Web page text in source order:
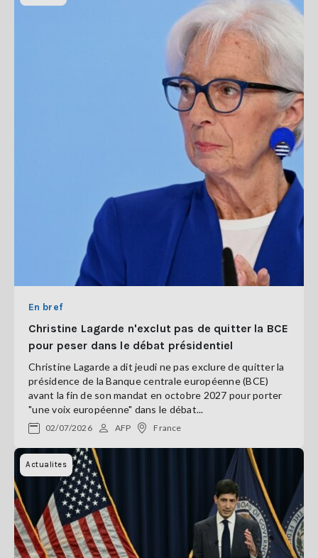
En bref
Christine Lagarde n'exclut pas de quitter la BCE
pour peser dans le débat présidentiel
Christine Lagarde a dit jeudi ne pas exclure de quitter la
présidence de la Banque centrale européenne (BCE)
avant la fin de son mandat en octobre 2027 pour porter
"une voix européenne" dans le débat...
02/07/2026 AFP France
Actualites